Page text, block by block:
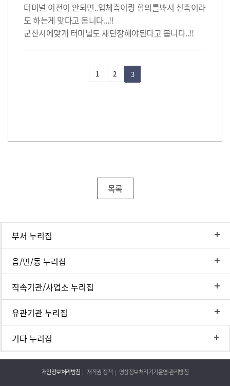
터미널 이전이 안되면..업체측이랑 합의를봐서 신축이라
도 하는게 맞다고 봅니다...!!
군산시에맞게 터미널도 새단장해야된다고 봅니다..!!
1 2 3
목록
부서 누리집
읍/면/동 누리집
직속기관/사업소 누리집
유관기관 누리집
기타 누리집
개인정보처리방침 저작권 정책 영상정보처리기기운영·관리방침